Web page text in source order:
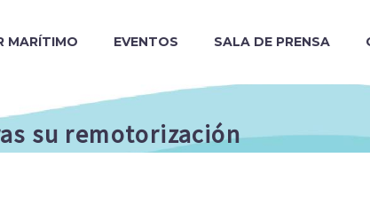
MARÍTIMO EVENTOS SALA DE PRENSA
su remotorización